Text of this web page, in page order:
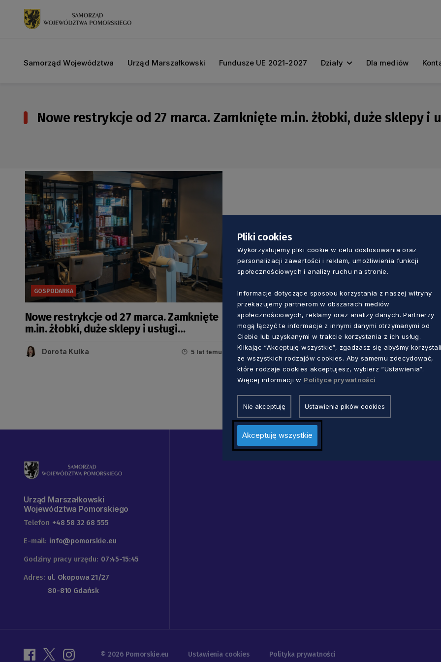
Samorząd Województwa Urząd Marszałkowski Fundusze UE 2021-2027 Działy Dla mediów
Nowe restrykcje od 27 marca. Zamknięte m.in. żłobki, duże sklepy i
GOSPODARKA
Nowe restrykcje od 27 marca. Zamknięte
m.in. żłobki, duże sklepy i usługi
Dorota Kulka 5 lat temu
Urząd Marszałkowski
Województwa Pomorskiego
Telefon +48 58 32 68 555
E-mail: info@pomorskie.eu
Godziny pracy urzędu: 07:45-15:45
Adres: ul. Okopowa 21/27
80-810 Gdańsk
© 2026 Pomorskie.eu Ustawienia cookies Polityka prywatności
Pliki cookies
Wykorzystujemy pliki cookie w celu dostosowania oraz
personalizacji zawartości i reklam, umożliwienia funkcji
społecznościowych i analizy ruchu na stronie.
Informacje dotyczące sposobu korzystania z naszej witryny
przekazujemy partnerom w obszarach mediów
społecznościowych, reklamy oraz analizy danych. Partnerzy
mogą łączyć te informacje z innymi danymi otrzymanymi od
Ciebie lub uzyskanymi w trakcie korzystania z ich usług.
Klikając “Akceptuję wszystkie“, zgadzasz się abyśmy
ze wszystkich rodzajów cookies. Aby samemu zdecydować,
które rodzaje cookies akceptujesz, wybierz “Ustawienia“.
Więcej informacji w Polityce prywatności
Nie akceptuję Ustawienia pików cookies
Akceptuję wszystkie